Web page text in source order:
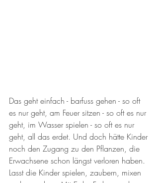
Das geht einfach - barfuss gehen - so oft
es nur geht, am Feuer sitzen - so oft es nur
geht, im Wasser spielen - so oft es nur
geht, all das erdet. Und doch hätte Kinder
noch den Zugang zu den Pflanzen, die
Erwachsene schon längst verloren haben.
Lasst die Kinder spielen, zaubern, mixen